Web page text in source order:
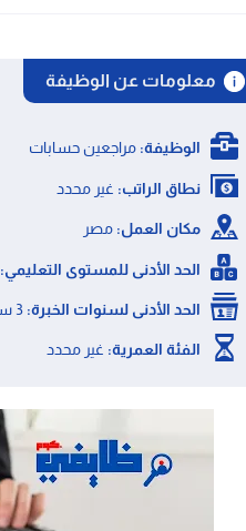
معلومات عن الوظيفة
الوظيفة: مراجعين حسابات
نطاق الراتب: غير محدد
مكان العمل: مصر
الحد الأدنى للمستوى التعليمي:
الحد الأدنى لسنوات الخبرة:
الفئة العمرية: غير محدد